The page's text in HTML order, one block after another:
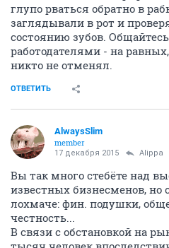
момент нужно себя
поиски любыми способами,
желания искать любимую
начинает страдать и ты
угол. И о каком рабочем
речь =)
которое готово взяться за
3 тысячи.
Дорогие соискатели, самое
ходите на собеседование
настроении и с самооценкой
на собеседовании очень
ваши неуверенные стороны
дома в пижамке и в пледике